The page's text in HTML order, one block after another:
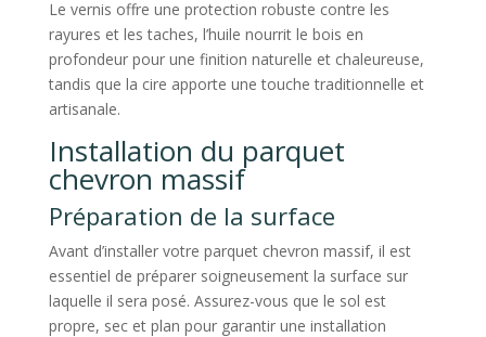
Le vernis offre une protection robuste contre les
rayures et les taches, l’huile nourrit le bois en
profondeur pour une finition naturelle et chaleureuse,
tandis que la cire apporte une touche traditionnelle et
artisanale.
Installation du parquet
chevron massif
Préparation de la surface
Avant d’installer votre parquet chevron massif, il est
essentiel de préparer soigneusement la surface sur
laquelle il sera posé. Assurez-vous que le sol est
propre, sec et plan pour garantir une installation